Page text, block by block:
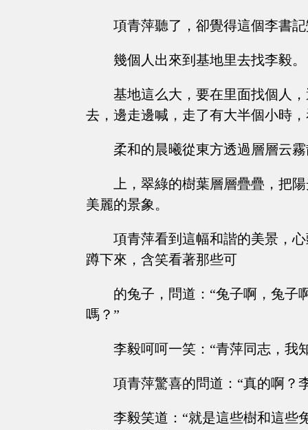
項青萍聽了，卻覺得這個李書
幾個人出來到基地里去找李毅。
基地這么大，要在里面找個人
去，邊走邊喊，走了有大半個小時
柔和的晨曦從東方透過層層云
上，翠綠的樹葉層層疊疊，把
美麗的景象。
項青萍看到這幅和諧的美景，
蹲下來，含笑看著那些可
的兔子，問道：“兔子啊，兔子
嗎？”
李毅呵呵一笑：“青萍同志，我
項青萍驚喜的問道：“真的啊？
李毅笑道：“就是這些樹和這些